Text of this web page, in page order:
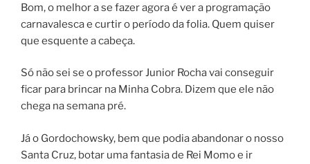
Bom, o melhor a se fazer agora é ver a programação
carnavalesca e curtir o período da folia. Quem quiser
que esquente a cabeça.
Só não sei se o professor Junior Rocha vai conseguir
ficar para brincar na Minha Cobra. Dizem que ele não
chega na semana pré.
Já o Gordochowsky, bem que podia abandonar o nosso
Santa Cruz, botar uma fantasia de Rei Momo e ir